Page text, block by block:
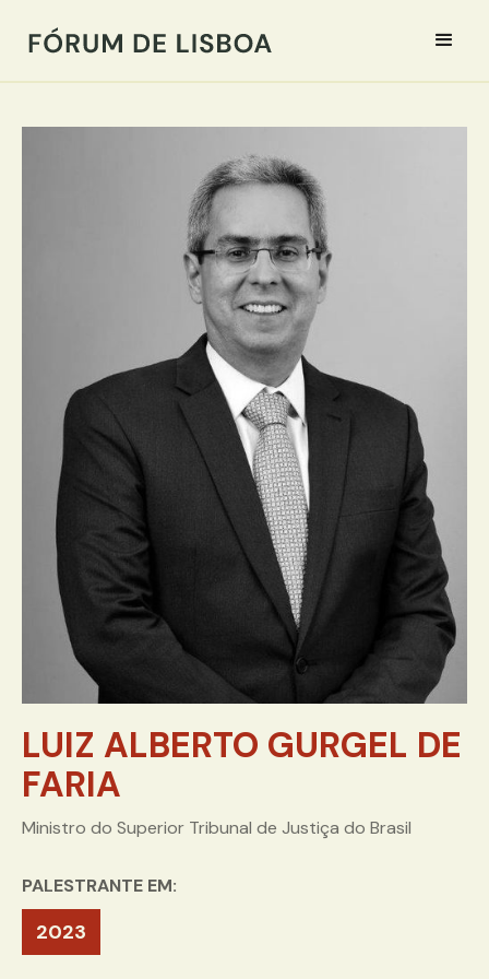
LUIZ ALBERTO GURGEL DE
FARIA
Ministro do Superior Tribunal de Justiça do Brasil
PALESTRANTE EM:
2023